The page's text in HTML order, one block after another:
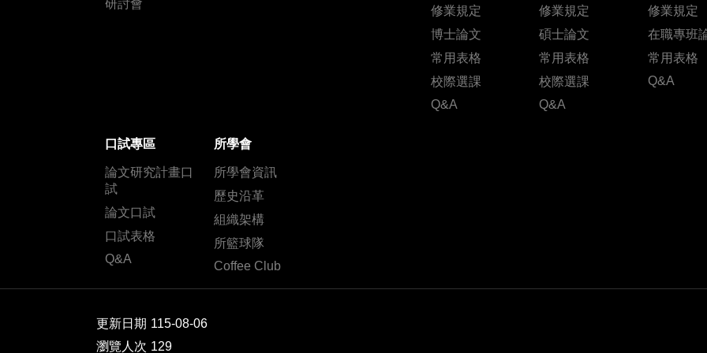
研討會
修業規定
博士論文
常用表格
校際選課
Q&A
修業規定
碩士論文
常用表格
校際選課
Q&A
修業規定
在職專班
常用表格
Q&A
口試專區
論文研究計畫口
試
論文口試
口試表格
Q&A
所學會
所學會資訊
歷史沿革
組織架構
所籃球隊
Coffee Club
更新日期 115-08-06
瀏覽人次 129